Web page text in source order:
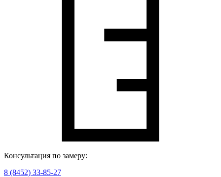
Консультация по замеру:
8 (8452) 33-85-27